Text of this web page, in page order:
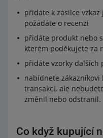
přidáte k zásilce
požádáte o recenzi
přidáte produkt nebo
kterém poděkujete za
přidáte vzorky dalších
nabídnete zákazníkovi
transakci, ale
změnil nebo odstranil.
Co když kupující